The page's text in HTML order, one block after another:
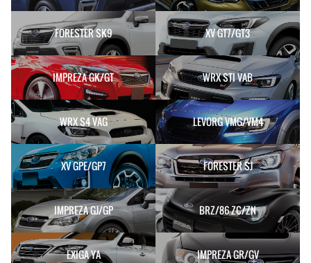
FORESTER SK9 XV GT7/GT3
IMPREZA GK/GT WRX STI VAB
WRX S4 VAG LEVORG VMG/VM4
XV GPE/GP7 FORESTER SJ
IMPREZA GJ/GP BRZ/86 ZC/ZN
EXIGA YA IMPREZA GR/GV